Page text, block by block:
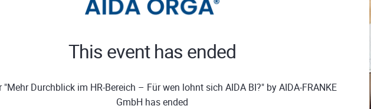
This event has ended
"Mehr Durchblick im HR-Bereich – Für wen lohnt sich AIDA BI?" by AIDA-FRANKE
GmbH has ended